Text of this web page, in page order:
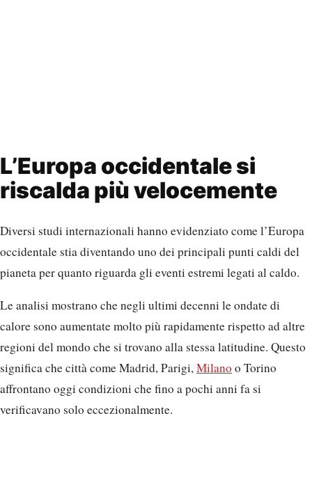
L’Europa occidentale si
riscalda più velocemente
Diversi studi internazionali hanno evidenziato come l’Europa
occidentale stia diventando uno dei principali punti caldi del
pianeta per quanto riguarda gli eventi estremi legati al caldo.
Le analisi mostrano che negli ultimi decenni le ondate di
calore sono aumentate molto più rapidamente rispetto ad altre
regioni del mondo che si trovano alla stessa latitudine. Questo
significa che città come Madrid, Parigi,Milano o Torino
affrontano oggi condizioni che fino a pochi anni fa si
verificavano solo eccezionalmente.